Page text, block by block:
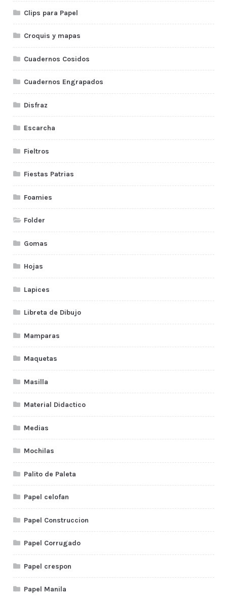
Clips para Papel
Croquis y mapas
Cuadernos Cosidos
Cuadernos Engrapados
Disfraz
Escarcha
Fieltros
Fiestas Patrias
Foamies
Folder
Gomas
Hojas
Lapices
Libreta de Dibujo
Mamparas
Maquetas
Masilla
Material Didactico
Medias
Mochilas
Palito de Paleta
Papel celofan
Papel Construccion
Papel Corrugado
Papel crespon
Papel Manila